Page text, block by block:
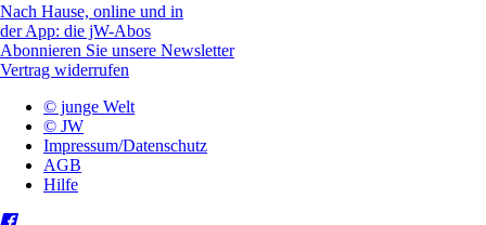
Nach Hause, online und in
der App: die jW-Abos
Abonnieren Sie unsere Newsletter
Vertrag widerrufen
© junge Welt
© JW
Impressum/Datenschutz
AGB
Hilfe